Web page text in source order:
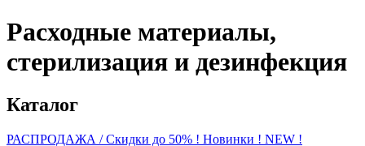
Расходные материалы,
стерилизация и дезинфекция
Каталог
РАСПРОДАЖА / Скидки до 50% ! Новинки ! NEW !